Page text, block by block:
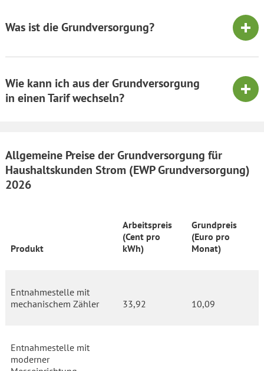
Was ist die Grundversorgung?
Wie kann ich aus der Grundversorgung
in einen Tarif wechseln?
Allgemeine Preise der Grundversorgung für
Haushaltskunden Strom (EWP Grundversorgung)
2026
Produkt
Arbeitspreis
(Cent pro
kWh)
Grundpreis
(Euro pro
Monat)
Entnahmestelle mit
mechanischem Zähler
33,92 10,09
Entnahmestelle mit
moderner